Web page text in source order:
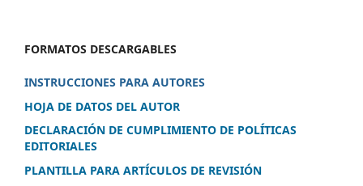
FORMATOS DESCARGABLES
INSTRUCCIONES PARA AUTORES
HOJA DE DATOS DEL AUTOR
DECLARACIÓN DE CUMPLIMIENTO DE POLÍTICAS
EDITORIALES
PLANTILLA PARA ARTÍCULOS DE REVISIÓN